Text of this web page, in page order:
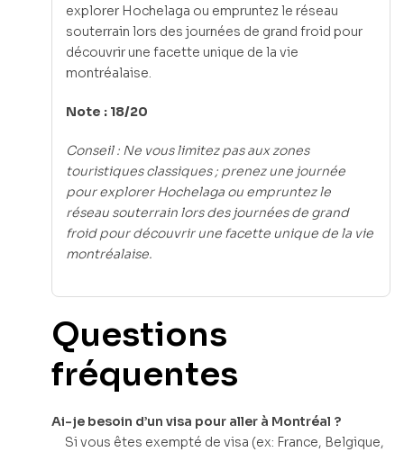
explorer Hochelaga ou empruntez le réseau
souterrain lors des journées de grand froid pour
découvrir une facette unique de la vie
montréalaise.
Note : 18/20
Conseil : Ne vous limitez pas aux zones
touristiques classiques ; prenez une journée
pour explorer Hochelaga ou empruntez le
réseau souterrain lors des journées de grand
froid pour découvrir une facette unique de la vie
montréalaise.
Questions
fréquentes
Ai-je besoin d’un visa pour aller à Montréal ?
Si vous êtes exempté de visa (ex: France, Belgique,